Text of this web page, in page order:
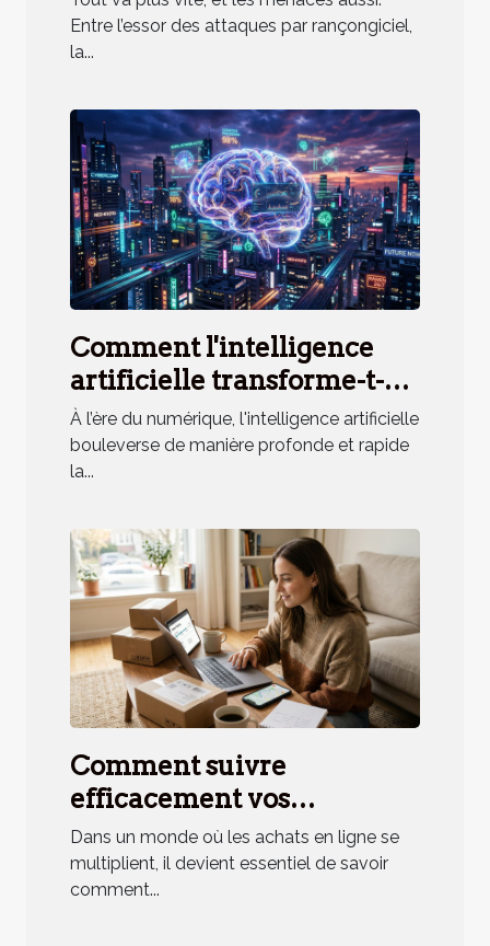
programmée ?
Entre l’essor des attaques par rançongiciel,
la...
Comment l'intelligence
artificielle transforme-t-
elle l'accès à l'information
?
À l’ère du numérique, l'intelligence artificielle
bouleverse de manière profonde et rapide
la...
Comment suivre
efficacement vos
commandes en ligne ?
Dans un monde où les achats en ligne se
multiplient, il devient essentiel de savoir
comment...